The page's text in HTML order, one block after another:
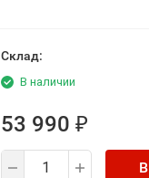
Склад:
В наличии
53 990 ₽